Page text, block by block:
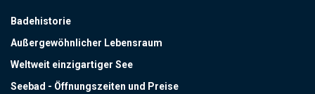
Badehistorie
Außergewöhnlicher Lebensraum
Weltweit einzigartiger See
Seebad - Öffnungszeiten und Preise